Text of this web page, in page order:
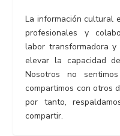
La información cultural
profesionales y
labor transformadora
elevar la capacidad
Nosotros no
compartimos con otros
por tanto,
compartir.